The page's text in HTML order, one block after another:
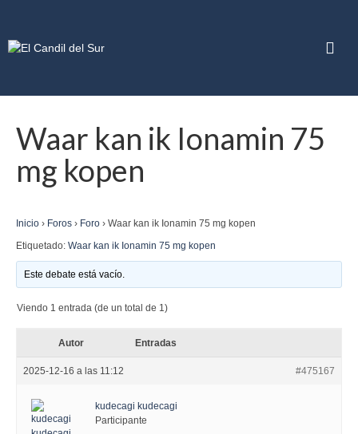
Waar kan ik Ionamin 75
mg kopen
Inicio › Foros › Foro › Waar kan ik Ionamin 75 mg kopen
Etiquetado: Waar kan ik Ionamin 75 mg kopen
Este debate está vacío.
Viendo 1 entrada (de un total de 1)
Autor Entradas
2025-12-16 a las 11:12 #475167
kudecagi kudecagi
Participante